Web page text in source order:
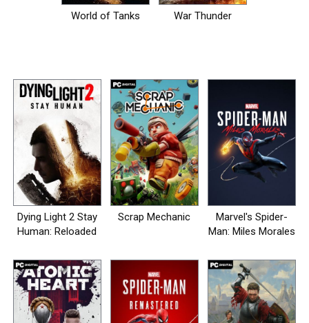
World of Tanks War Thunder
Dying Light 2 Stay
Human: Reloaded
Scrap Mechanic
Marvel's Spider-
Man: Miles Morales